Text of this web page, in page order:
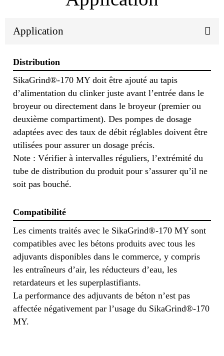
Application
Distribution
SikaGrind®-170 MY doit être ajouté au tapis
d’alimentation du clinker juste avant l’entrée dans le
broyeur ou directement dans le broyeur (premier ou
deuxième compartiment). Des pompes de dosage
adaptées avec des taux de débit réglables doivent être
utilisées pour assurer un dosage précis.
Note : Vérifier à intervalles réguliers, l’extrémité du
tube de distribution du produit pour s’assurer qu’il ne
soit pas bouché.
Compatibilité
Les ciments traités avec le SikaGrind®-170 MY sont
compatibles avec les bétons produits avec tous les
adjuvants disponibles dans le commerce, y compris
les entraîneurs d’air, les réducteurs d’eau, les
retardateurs et les superplastifiants.
La performance des adjuvants de béton n’est pas
affectée négativement par l’usage du SikaGrind®-170
MY.